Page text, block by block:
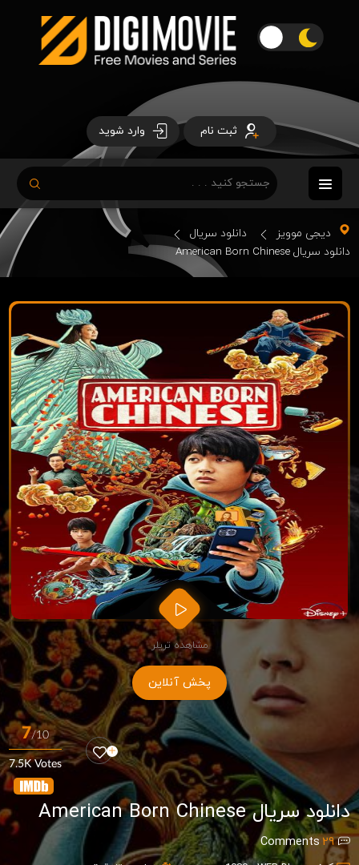
ثبت نام وارد شوید
دیجی موویز
دانلود سریال
دانلود سریال American Born Chinese
مشاهده تریلر
پخش آنلاین
7/10
7.5K Votes
دانلود سریال American Born Chinese
29
Comments